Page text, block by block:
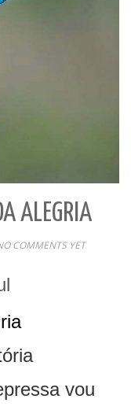
ALEGRIA
COMMENTS YET
vou